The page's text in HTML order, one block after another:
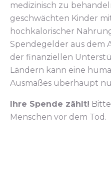
medizinisch zu
geschwächten Kinder
hochkalorischer
Spendegelder aus dem
der finanziellen
Ländern kann eine
Ausmaßes überhaupt
Ihre Spende zählt!
Menschen vor dem Tod.